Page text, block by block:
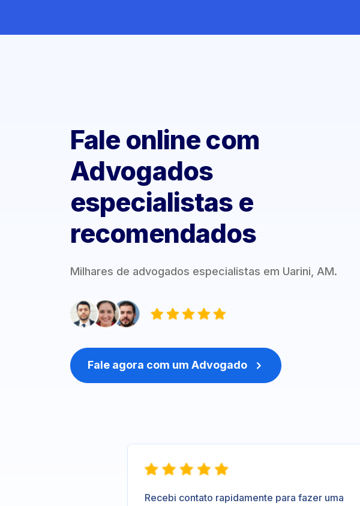
Fale online com
Advogados
especialistas e
recomendados
Milhares de advogados especialistas em Uarini, AM.
Fale agora com um Advogado 
Recebi contato rapidamente para fazer uma